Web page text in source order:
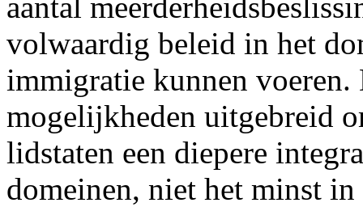
volwaardig beleid in het
immigratie kunnen voeren.
mogelijkheden uitgebreid
lidstaten een diepere
domeinen, niet het minst in